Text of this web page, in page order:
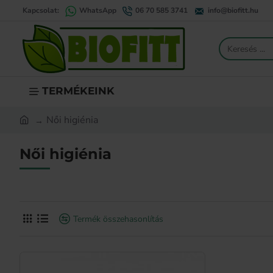
Kapcsolat: WhatsApp 06 70 585 3741 info@biofitt.hu
Keresés
TERMÉKEINK
Női higiénia
Női higiénia
Termék összehasonlítás